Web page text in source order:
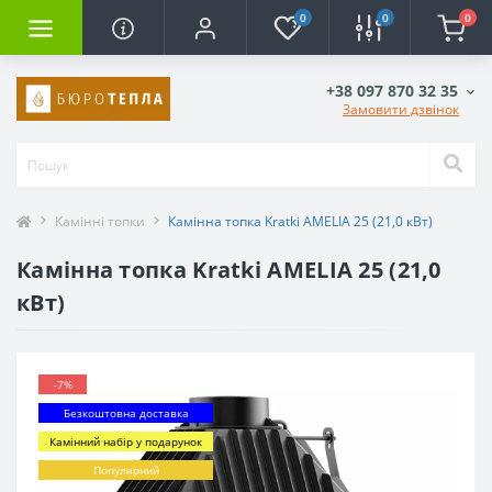
0 0 0
+38 097 870 32 35
Замовити дзвінок
Камінні топки Камінна топка Kratki AMELIA 25 (21,0 кВт)
Камінна топка Kratki AMELIA 25 (21,0
кВт)
-7%
Безкоштовна доставка
Камінний набір у подарунок
Популярний